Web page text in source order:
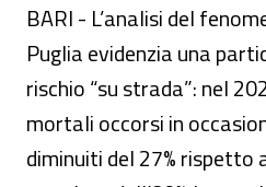
BARI - L’analisi del
Puglia evidenzia una
rischio “su strada”: nel
mortali occorsi in
diminuiti del 27% rispetto